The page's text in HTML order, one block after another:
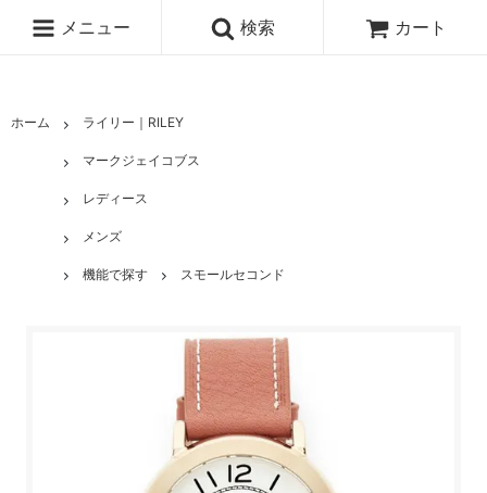
メニュー 検索 カート
ホーム ライリー｜RILEY
マークジェイコブス
レディース
メンズ
機能で探す スモールセコンド